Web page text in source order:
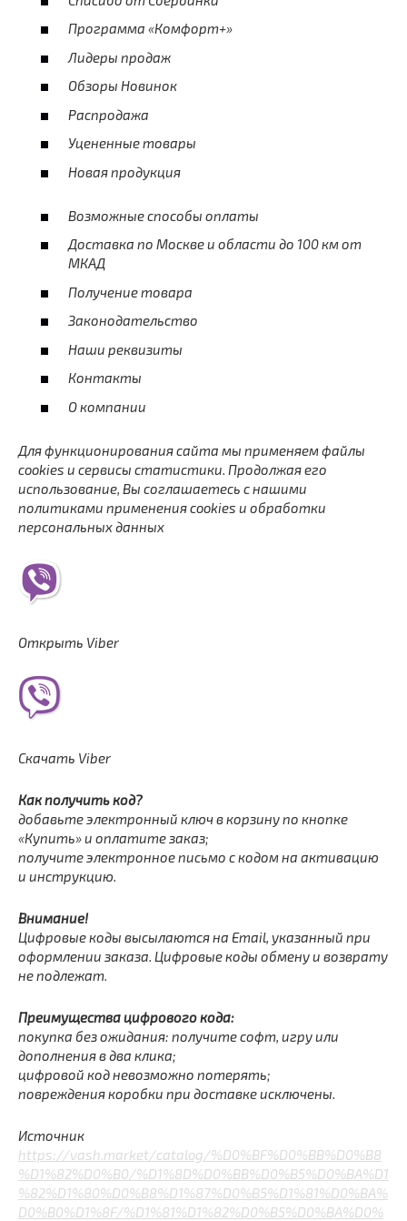
Программа «Комфорт+»
Лидеры продаж
Обзоры Новинок
Распродажа
Уцененные товары
Новая продукция
Возможные способы оплаты
Доставка по Москве и области до 100 км от
МКАД
Получение товара
Законодательство
Наши реквизиты
Контакты
О компании
Для функционирования сайта мы применяем файлы
cookies и сервисы статистики. Продолжая его
использование, Вы соглашаетесь с нашими
политиками применения cookies и обработки
персональных данных
Открыть Viber
Скачать Viber
Как получить код?
добавьте электронный ключ в корзину по кнопке
«Купить» и оплатите заказ;
получите электронное письмо с кодом на активацию
и инструкцию.
Внимание!
Цифровые коды высылаются на Email, указанный при
оформлении заказа. Цифровые коды обмену и возврату
не подлежат.
Преимущества цифрового кода:
покупка без ожидания: получите софт, игру или
дополнения в два клика;
цифровой код невозможно потерять;
повреждения коробки при доставке исключены.
Источник
https://vash.market/catalog/%D0%BF%D0%BB%D0%B8
%D1%82%D0%B0/%D1%8D%D0%BB%D0%B5%D0%BA%D1
%82%D1%80%D0%B8%D1%87%D0%B5%D1%81%D0%BA%
D0%B0%D1%8F/%D1%81%D1%82%D0%B5%D0%BA%D0%